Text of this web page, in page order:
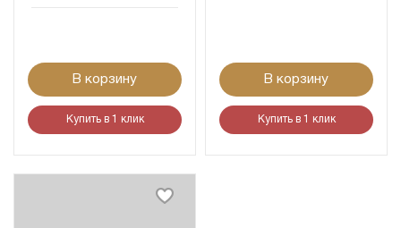
В корзину
Купить в 1 клик
В корзину
Купить в 1 клик